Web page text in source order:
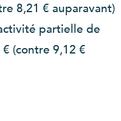
8,21 € auparavant)
partielle de
(contre 9,12 €